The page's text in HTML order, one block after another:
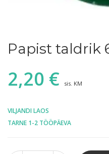
Papist taldrik
2,20 € sis. KM
VILJANDI LAOS
TARNE 1-2 TÖÖPÄEVA